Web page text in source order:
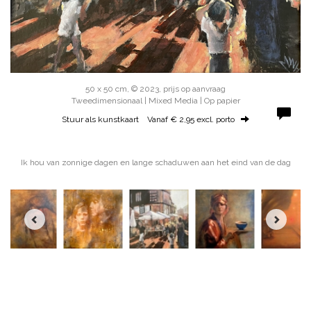
50 x 50 cm, © 2023, prijs op aanvraag
Tweedimensionaal | Mixed Media | Op papier
Stuur als kunstkaart Vanaf € 2,95 excl. porto
Ik hou van zonnige dagen en lange schaduwen aan het eind van de dag